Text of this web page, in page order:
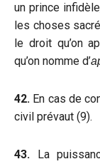
un prince
les choses
le droit qu’on
qu’on nomme d’
42. En cas de
civil prévaut (9).
43. La